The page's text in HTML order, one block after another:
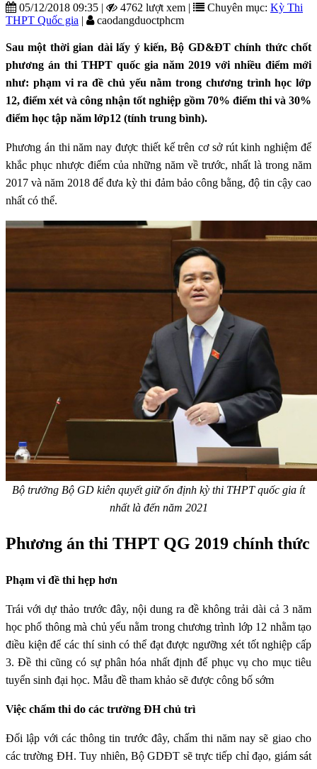
05/12/2018 09:35 | 4762 lượt xem | Chuyên mục: Kỳ Thi
THPT Quốc gia | caodangduoctphcm
Sau một thời gian dài lấy ý kiến, Bộ GD&ĐT chính thức chốt
phương án thi THPT quốc gia năm 2019 với nhiều điểm mới
như: phạm vi ra đề chủ yếu nằm trong chương trình học lớp
12, điểm xét và công nhận tốt nghiệp gồm 70% điểm thi và 30%
điểm học tập năm lớp12 (tính trung bình).
Phương án thi năm nay được thiết kế trên cơ sở rút kinh nghiệm để
khắc phục nhược điểm của những năm về trước, nhất là trong năm
2017 và năm 2018 để đưa kỳ thi đảm bảo công bằng, độ tin cậy cao
nhất có thể.
Bộ trưởng Bộ GD kiên quyết giữ ổn định kỳ thi THPT quốc gia ít
nhất là đến năm 2021
Phương án thi THPT QG 2019 chính thức
Phạm vi đề thi hẹp hơn
Trái với dự thảo trước đây, nội dung ra đề không trải dài cả 3 năm
học phổ thông mà chủ yếu nằm trong chương trình lớp 12 nhằm tạo
điều kiện để các thí sinh có thể đạt được ngưỡng xét tốt nghiệp cấp
3. Đề thi cũng có sự phân hóa nhất định để phục vụ cho mục tiêu
tuyển sinh đại học. Mẫu đề tham khảo sẽ được công bố sớm
Việc chấm thi do các trường ĐH chủ trì
Đối lập với các thông tin trước đây, chấm thi năm nay sẽ giao cho
các trường ĐH. Tuy nhiên, Bộ GDĐT sẽ trực tiếp chỉ đạo, giám sát